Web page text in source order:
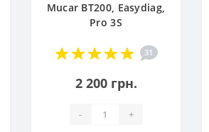
Mucar BT200, Easydiag,
Pro 3S
31
2 200 грн.
- +